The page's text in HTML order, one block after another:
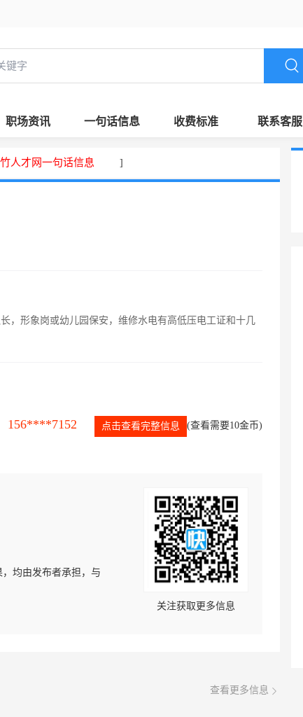
职场资讯 一句话信息 收费标准 联系客服
人才网一句话信息 ]
，形象岗或幼儿园保安，维修水电有高低压电工证和十几
156****7152 点击查看完整信息 (查看需要10金币)
均由发布者承担，与
关注获取更多信息
查看更多信息